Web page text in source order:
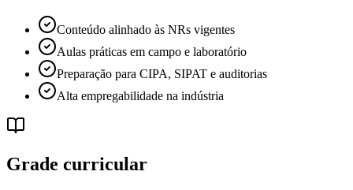
Conteúdo alinhado às NRs vigentes
Aulas práticas em campo e laboratório
Preparação para CIPA, SIPAT e auditorias
Alta empregabilidade na indústria
Grade curricular